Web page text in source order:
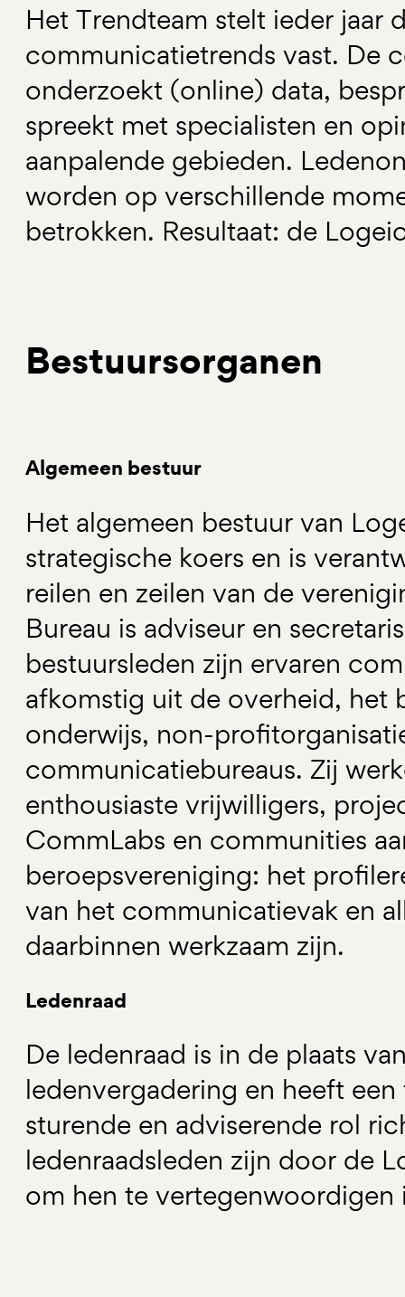
Het Trendteam stelt ieder jaar
communicatietrends vast. De
onderzoekt (online) data,
spreekt met specialisten en
aanpalende gebieden.
worden op verschillende
betrokken. Resultaat: de
Bestuursorganen
Algemeen bestuur
Het algemeen bestuur van
strategische koers en is
reilen en zeilen van de
Bureau is adviseur en
bestuursleden zijn ervaren
afkomstig uit de overheid, het
onderwijs, non-
communicatiebureaus. Zij
enthousiaste vrijwilligers,
CommLabs en communities
beroepsvereniging: het
van het communicatievak en
daarbinnen werkzaam zijn.
Ledenraad
De ledenraad is in de plaats
ledenvergadering en heeft
sturende en adviserende rol
ledenraadsleden zijn door de
om hen te vertegenwoordigen